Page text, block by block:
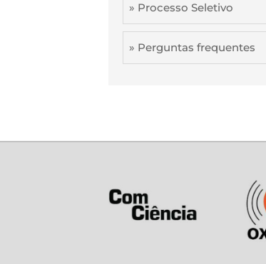
» Processo Seletivo
» Perguntas frequentes